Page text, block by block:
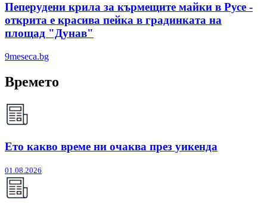
Пеперудени крила за кърмещите майки в Русе -
открита е красива пейка в градинката на
площад "Дунав"
9meseca.bg
Времето
Ето какво време ни очаква през уикенда
01.08.2026